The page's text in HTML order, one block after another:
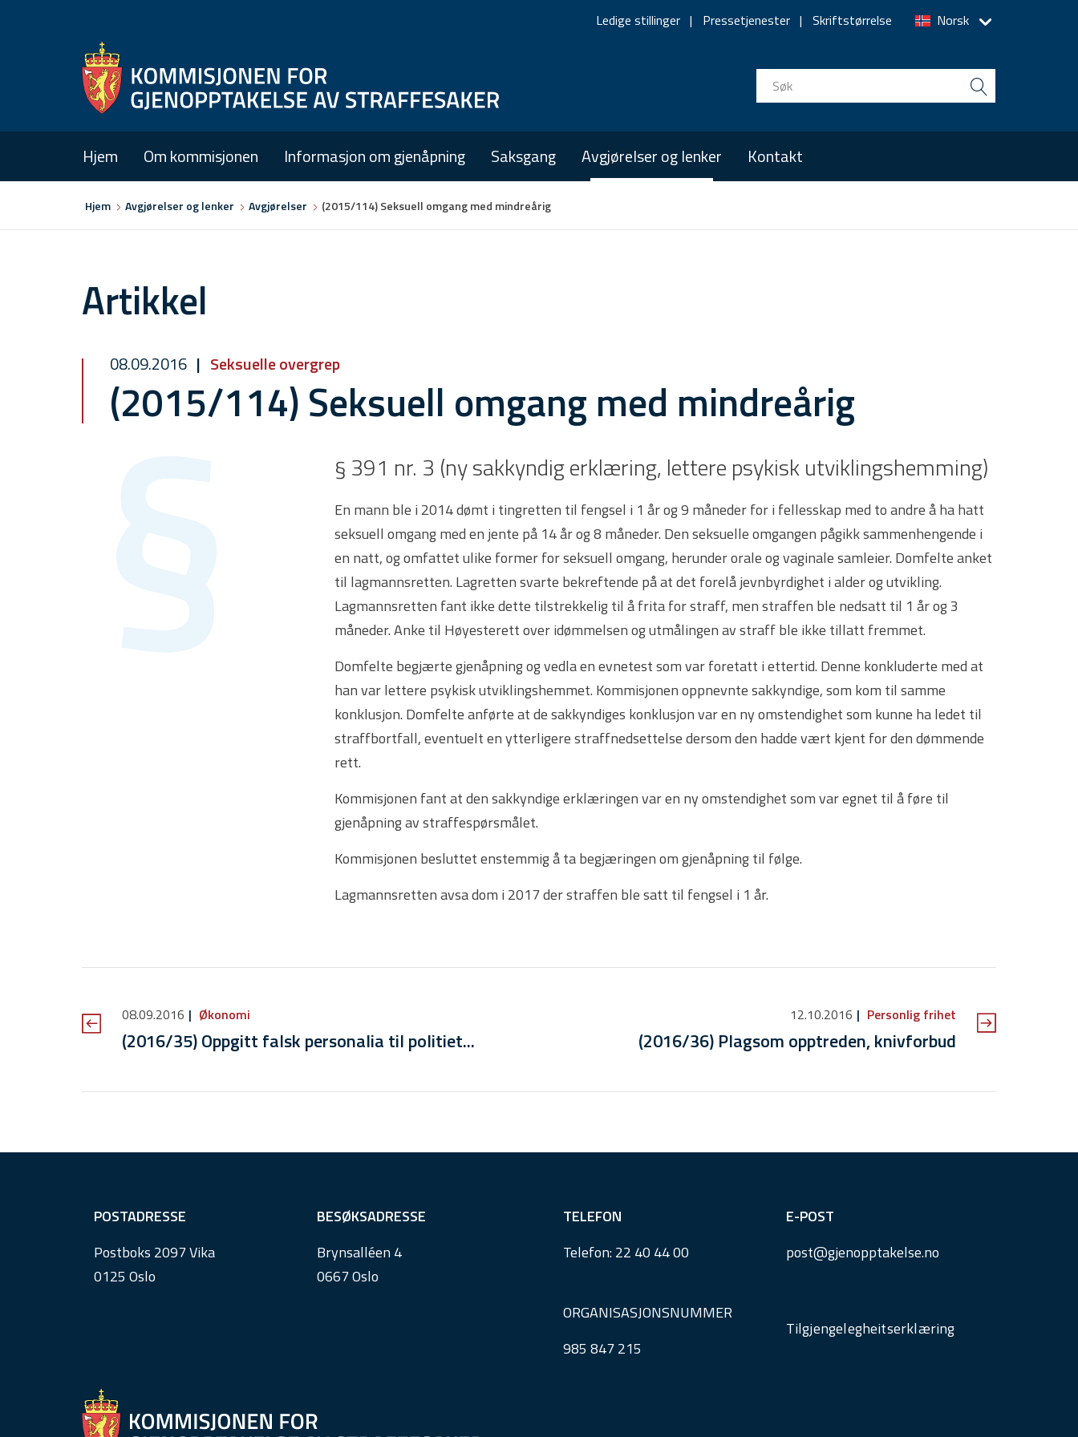
navigation
Norsk
Ledige stillinger Pressetjenester Skriftstørrelse
Hjem Om kommisjonen Informasjon om gjenåpning Saksgang Avgjørelser og lenker Kontakt
Hjem Avgjørelser og lenker Avgjørelser (2015/114) Seksuell omgang med mindreårig
Artikkel
08.09.2016 Seksuelle overgrep
(2015/114) Seksuell omgang med mindreårig
§ 391 nr. 3 (ny sakkyndig erklæring, lettere psykisk utviklingshemming)
En mann ble i 2014 dømt i tingretten til fengsel i 1 år og 9 måneder for i fellesskap med to andre å ha hatt
seksuell omgang med en jente på 14 år og 8 måneder. Den seksuelle omgangen pågikk sammenhengende i
en natt, og omfattet ulike former for seksuell omgang, herunder orale og vaginale samleier. Domfelte anket
til lagmannsretten. Lagretten svarte bekreftende på at det forelå jevnbyrdighet i alder og utvikling.
Lagmannsretten fant ikke dette tilstrekkelig til å frita for straff, men straffen ble nedsatt til 1 år og 3
måneder. Anke til Høyesterett over idømmelsen og utmålingen av straff ble ikke tillatt fremmet.
Domfelte begjærte gjenåpning og vedla en evnetest som var foretatt i ettertid. Denne konkluderte med at
han var lettere psykisk utviklingshemmet. Kommisjonen oppnevnte sakkyndige, som kom til samme
konklusjon. Domfelte anførte at de sakkyndiges konklusjon var en ny omstendighet som kunne ha ledet til
straffbortfall, eventuelt en ytterligere straffnedsettelse dersom den hadde vært kjent for den dømmende
rett.
Kommisjonen fant at den sakkyndige erklæringen var en ny omstendighet som var egnet til å føre til
gjenåpning av straffespørsmålet.
Kommisjonen besluttet enstemmig å ta begjæringen om gjenåpning til følge.
Lagmannsretten avsa dom i 2017 der straffen ble satt til fengsel i 1 år.
08.09.2016 Økonomi
(2016/35) Oppgitt falsk personalia til politiet...
12.10.2016 Personlig frihet
(2016/36) Plagsom opptreden, knivforbud
POSTADRESSE
Postboks 2097 Vika
0125 Oslo
BESØKSADRESSE
Brynsalléen 4
0667 Oslo
TELEFON
Telefon:22 40 44 00
ORGANISASJONSNUMMER
985 847 215
E-POST
post@gjenopptakelse.no
Tilgjengelegheitserklæring